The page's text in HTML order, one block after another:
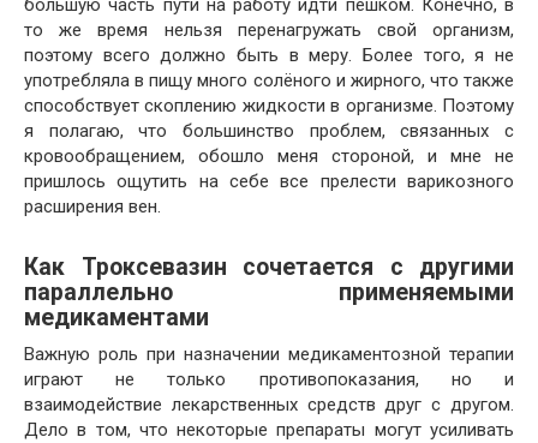
большую часть пути на работу идти пешком. Конечно, в
то же время нельзя перенагружать свой организм,
поэтому всего должно быть в меру. Более того, я не
употребляла в пищу много солёного и жирного, что также
способствует скоплению жидкости в организме. Поэтому
я полагаю, что большинство проблем, связанных с
кровообращением, обошло меня стороной, и мне не
пришлось ощутить на себе все прелести варикозного
расширения вен.
Как Троксевазин сочетается с другими
параллельно применяемыми
медикаментами
Важную роль при назначении медикаментозной терапии
играют не только противопоказания, но и
взаимодействие лекарственных средств друг с другом.
Дело в том, что некоторые препараты могут усиливать